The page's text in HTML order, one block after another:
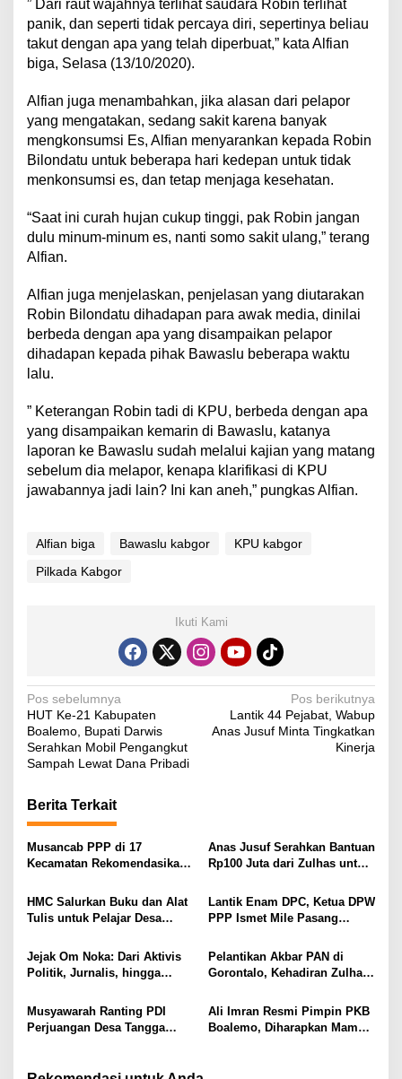
” Dari raut wajahnya terlihat saudara Robin terlihat
panik, dan seperti tidak percaya diri, sepertinya beliau
takut dengan apa yang telah diperbuat,” kata Alfian
biga, Selasa (13/10/2020).
Alfian juga menambahkan, jika alasan dari pelapor
yang mengatakan, sedang sakit karena banyak
mengkonsumsi Es, Alfian menyarankan kepada Robin
Bilondatu untuk beberapa hari kedepan untuk tidak
menkonsumsi es, dan tetap menjaga kesehatan.
“Saat ini curah hujan cukup tinggi, pak Robin jangan
dulu minum-minum es, nanti somo sakit ulang,” terang
Alfian.
Alfian juga menjelaskan, penjelasan yang diutarakan
Robin Bilondatu dihadapan para awak media, dinilai
berbeda dengan apa yang disampaikan pelapor
dihadapan kepada pihak Bawaslu beberapa waktu
lalu.
” Keterangan Robin tadi di KPU, berbeda dengan apa
yang disampaikan kemarin di Bawaslu, katanya
laporan ke Bawaslu sudah melalui kajian yang matang
sebelum dia melapor, kenapa klarifikasi di KPU
jawabannya jadi lain? Ini kan aneh,” pungkas Alfian.
Alfian biga Bawaslu kabgor
KPU kabgor
Pilkada Kabgor
Ikuti Kami
N
a
v
g
a
s
p
o
s
Pos sebelumnya
HUT Ke-21 Kabupaten
Boalemo, Bupati Darwis
Serahkan Mobil Pengangkut
Sampah Lewat Dana Pribadi
Pos berikutnya
Lantik 44 Pejabat, Wabup
Anas Jusuf Minta Tingkatkan
Kinerja
Berita Terkait
Musancab PPP di 17
Kecamatan Rekomendasikan
Bolango 2031–2035
Anas Jusuf Serahkan Bantuan
Rp100 Juta dari Zulhas untuk
Tanwir UMGO
HMC Salurkan Buku dan Alat
Tulis untuk Pelajar Desa
Pendidikan Investasi Masa
Depan
Lantik Enam DPC, Ketua DPW
PPP Ismet Mile Pasang
Jejak Om Noka: Dari Aktivis
Politik, Jurnalis, hingga
Pelantikan Akbar PAN di
Gorontalo, Kehadiran Zulhas
Perhatian Publik
Musyawarah Ranting PDI
Perjuangan Desa Tangga
Periode 2025–2030
Ali Imran Resmi Pimpin PKB
Boalemo, Diharapkan Mampu